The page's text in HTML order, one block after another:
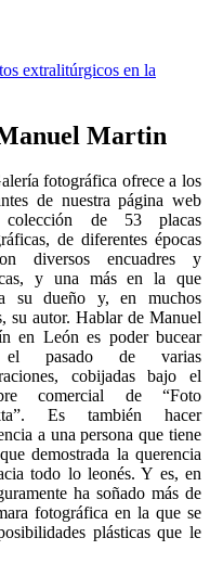
extralitúrgicos en la
Martin
fotográfica ofrece a los
de nuestra página web
de 53 placas
de diferentes épocas
diversos encuadres y
y una más en la que
su dueño y, en muchos
su autor. Hablar de Manuel
en León es poder bucear
pasado de varias
cobijadas bajo el
comercial de “Foto
Es también hacer
a una persona que tiene
demostrada la querencia
todo lo leonés. Y es, en
ha soñado más de
fotográfica en la que se
plásticas que le